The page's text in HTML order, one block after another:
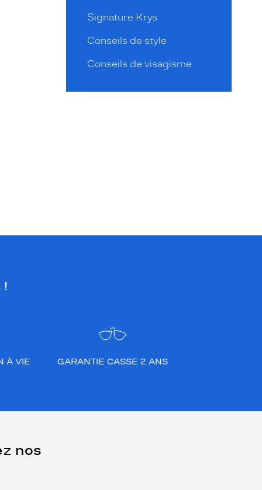
Signature Krys
Conseils de style
Conseils de visagisme
!
À VIE GARANTIE CASSE 2 ANS
nos